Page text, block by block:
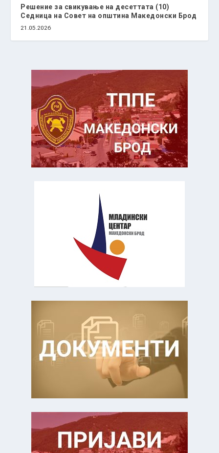
Решение за свикување на десеттата (10)
Седница на Совет на општина Македонски Брод
21.05.2026